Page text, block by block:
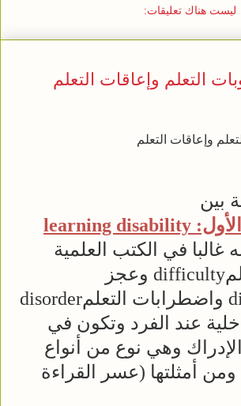
ليست هناك تعليقات:
التعلم وإعاقات التعلم
وإعاقات التعلم
بين
غالبا في الكتب العلمية
بصعوبات التعلمdifficulty وعجز
عند الفرد وتكون في
وهي نوع من أنواع
ومن أمثلتها (عسر القراءة